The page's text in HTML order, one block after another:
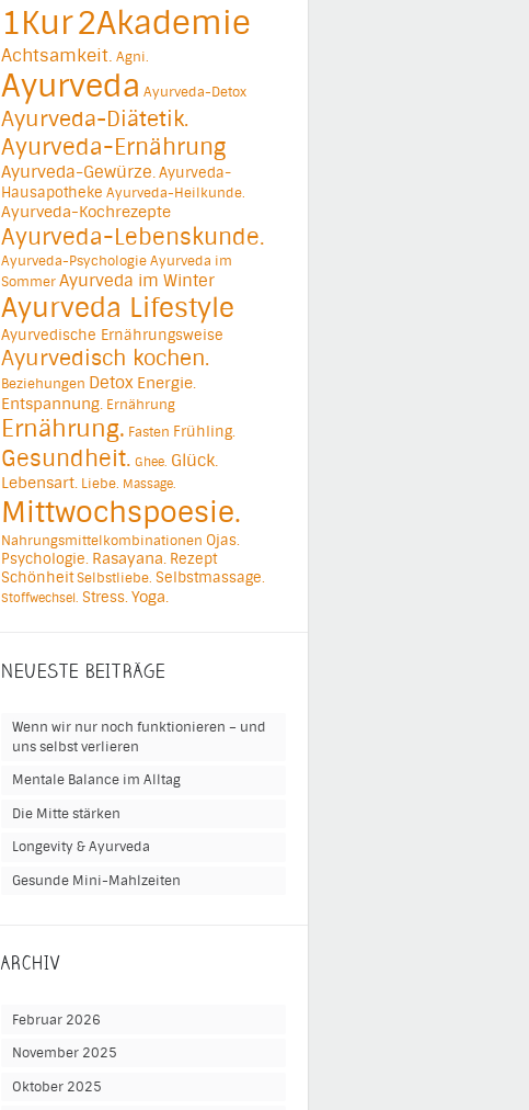
1Kur2Akademie
Achtsamkeit. Agni.
Ayurveda Ayurveda-Detox
Ayurveda-Diätetik.
Ayurveda-Ernährung
Ayurveda-Gewürze.Ayurveda-
Hausapotheke Ayurveda-Heilkunde.
Ayurveda-Kochrezepte
Ayurveda-Lebenskunde.
Ayurveda-PsychologieAyurveda im
SommerAyurveda im Winter
Ayurveda Lifestyle
Ayurvedische Ernährungsweise
Ayurvedisch kochen.
Beziehungen Detox Energie.
Entspannung. Ernährung
Ernährung. Fasten Frühling.
Gesundheit. Ghee. Glück.
Lebensart. Liebe. Massage.
Mittwochspoesie.
Nahrungsmittelkombinationen Ojas.
Psychologie. Rasayana. Rezept
SchönheitSelbstliebe. Selbstmassage.
Stoffwechsel. Stress.Yoga.
NEUESTE BEITRÄGE
Wenn wir nur noch funktionieren – und
uns selbst verlieren
Mentale Balance im Alltag
Die Mitte stärken
Longevity & Ayurveda
Gesunde Mini-Mahlzeiten
ARCHIV
Februar 2026
November 2025
Oktober 2025